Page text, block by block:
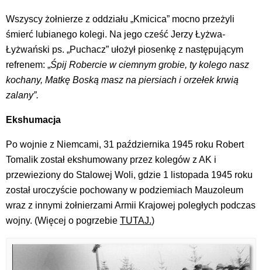
Wszyscy żołnierze z oddziału „Kmicica” mocno przeżyli
śmierć lubianego kolegi. Na jego cześć Jerzy Łyżwa-
Łyżwański ps. „Puchacz” ułożył piosenkę z następującym
refrenem: „Śpij Robercie w ciemnym grobie, ty kolego nasz
kochany, Matkę Boską masz na piersiach i orzełek krwią
zalany”.
Ekshumacja
Po wojnie z Niemcami, 31 października 1945 roku Robert
Tomalik został ekshumowany przez kolegów z AK i
przewieziony do Stalowej Woli, gdzie 1 listopada 1945 roku
został uroczyście pochowany w podziemiach Mauzoleum
wraz z innymi żołnierzami Armii Krajowej poległych podczas
wojny. (Więcej o pogrzebie TUTAJ.)